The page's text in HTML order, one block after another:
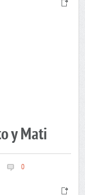
y Mati
0